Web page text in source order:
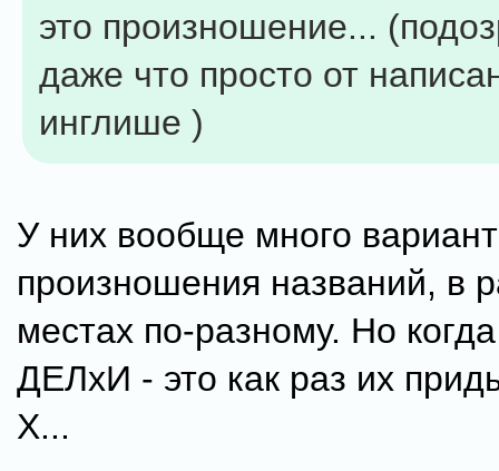
это произношение...
даже что просто от
инглише )
У них вообще много
произношения названий, в
местах по-разному. Но
ДЕЛхИ - это как раз их
Х...